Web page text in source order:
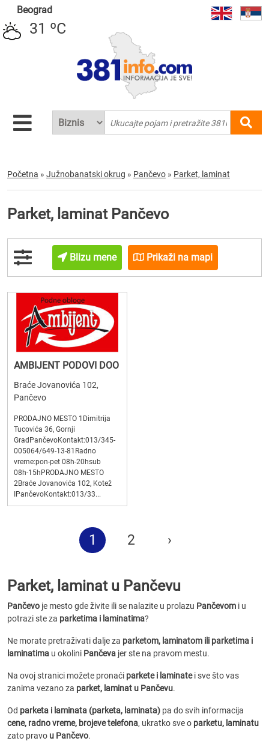
Beograd
31 ºC
Početna » Južnobanatski okrug » Pančevo » Parket, laminat
Parket, laminat Pančevo
Blizu mene Prikaži na mapi
AMBIJENT PODOVI DOO
Braće Jovanovića 102,
Pančevo
PRODAJNO MESTO 1Dimitrija
Tucovića 36, Gornji
GradPančevoKontakt:013/345-
005064/649-13-81Radno
vreme:pon-pet 08h-20hsub
08h-15hPRODAJNO MESTO
2Braće Jovanovića 102, Kotež
IPančevoKontakt:013/33...
1 2 ›
Parket, laminat u Pančevu
Pančevo je mesto gde živite ili se nalazite u prolazu Pančevom i u
potrazi ste za parketima i laminatima?
Ne morate pretraživati dalje za parketom, laminatom ili parketima i
laminatima u okolini Pančeva jer ste na pravom mestu.
Na ovoj stranici možete pronaći parkete i laminatei sve što vas
zanima vezano za parket, laminat u Pančevu.
Od parketa i laminata (parketa, laminata) pa do svih informacija
cene, radno vreme, brojeve telefona, ukratko sve o parketu, laminatu
zato pravo u Pančevo.